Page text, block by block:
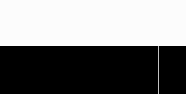
navigation